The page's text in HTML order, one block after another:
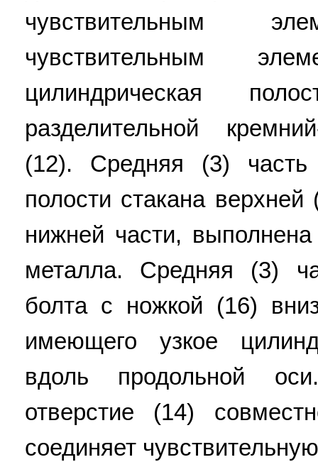
чувствительным
чувствительным
цилиндрическая
разделительной
(12). Средняя (3)
полости стакана
нижней части, выполнена
металла. Средняя (3)
болта с ножкой (16)
имеющего узкое
вдоль продольной
отверстие (14)
соединяет